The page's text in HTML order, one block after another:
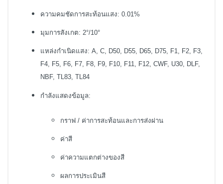
ความคมชัดการสะท้อนแสง: 0.01%
มุมการสังเกต: 2°/10°
แหล่งกำเนิดแสง: A, C, D50, D55, D65, D75, F1, F2, F3,
F4, F5, F6, F7, F8, F9, F10, F11, F12, CWF, U30, DLF,
NBF, TL83, TL84
กำลังแสดงข้อมูล:
กราฟ / ค่าการสะท้อนและการส่งผ่าน
ค่าสี
ค่าความแตกต่างของสี
ผลการประเมินสี